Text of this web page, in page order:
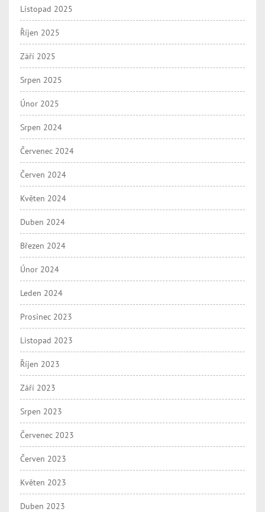
Listopad 2025
Říjen 2025
Září 2025
Srpen 2025
Únor 2025
Srpen 2024
Červenec 2024
Červen 2024
Květen 2024
Duben 2024
Březen 2024
Únor 2024
Leden 2024
Prosinec 2023
Listopad 2023
Říjen 2023
Září 2023
Srpen 2023
Červenec 2023
Červen 2023
Květen 2023
Duben 2023